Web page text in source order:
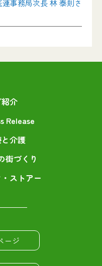
事務局次長 林 泰則さ
介
Release
介護
街づくり
ストアー
ージ